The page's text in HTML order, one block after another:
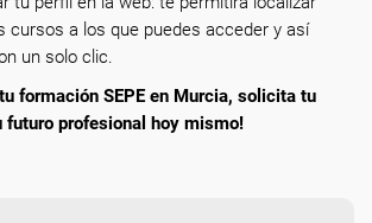
cursos a los que puedes acceder y así
un solo clic.
formación SEPE en Murcia, solicita tu
futuro profesional hoy mismo!